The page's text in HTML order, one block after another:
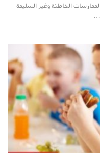
الخاطئة وغير السليمة